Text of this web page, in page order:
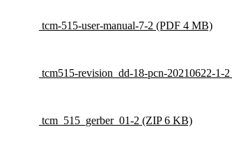
tcm-515-user-manual-7-2 (PDF 4 MB)
tcm515-revision_dd-18-pcn-20210622-1-2
tcm_515_gerber_01-2 (ZIP 6 KB)